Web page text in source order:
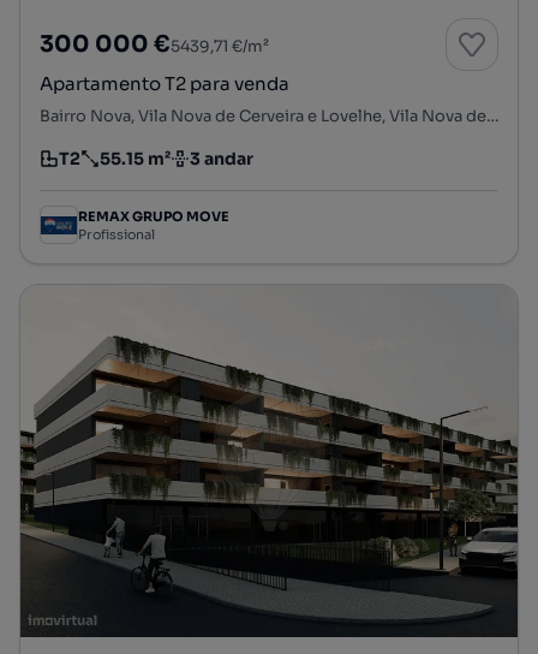
300 000 €5439,71 €/m²
Apartamento T2 para venda
Bairro Nova, Vila Nova de Cerveira e Lovelhe, Vila Nova de Cerveira, Viana do Castelo
Tipologia
T2
Preço por metro quadrado
55.15 m²
Andar 3 andar
REMAX GRUPO MOVE
Profissional